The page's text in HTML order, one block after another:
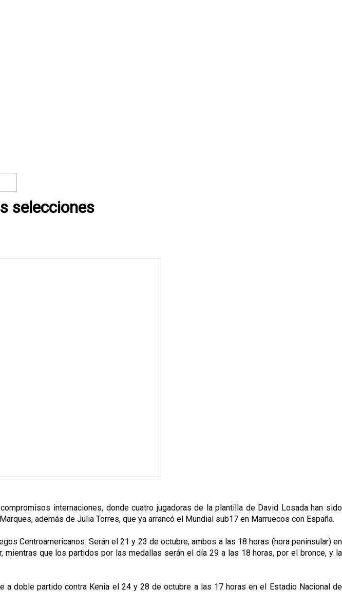
selecciones
internaciones, donde cuatro jugadoras de la plantilla de David Losada han sido
además de Julia Torres, que ya arrancó el Mundial sub17 en Marruecos con España.
Centroamericanos. Serán el 21 y 23 de octubre, ambos a las 18 horas (hora peninsular) en
que los partidos por las medallas serán el día 29 a las 18 horas, por el bronce, y la
a doble partido contra Kenia el 24 y 28 de octubre a las 17 horas en el Estadio Nacional de